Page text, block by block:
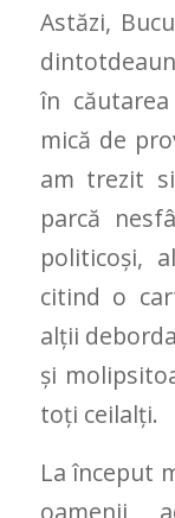
Astăzi,
în
mică de
am trezit
parcă
politicoși,
citind o
alții
și
toți ceilalți.
La început